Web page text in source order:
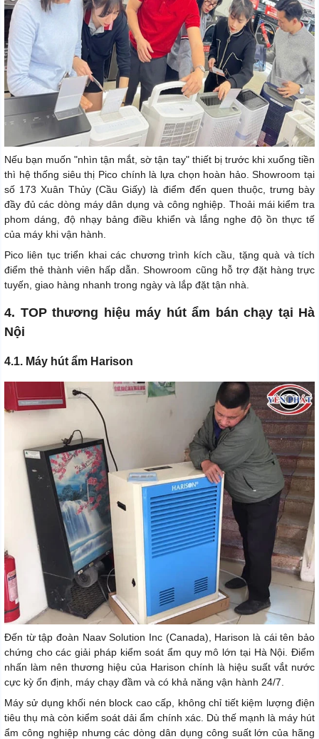
Nếu bạn muốn "nhìn tận mắt, sờ tận tay" thiết bị trước khi xuống tiền
thì hệ thống siêu thị Pico chính là lựa chọn hoàn hảo. Showroom tại
số 173 Xuân Thủy (Cầu Giấy) là điểm đến quen thuộc, trưng bày
đầy đủ các dòng máy dân dụng và công nghiệp. Thoải mái kiểm tra
phom dáng, độ nhạy bảng điều khiển và lắng nghe độ ồn thực tế
của máy khi vận hành.
Pico liên tục triển khai các chương trình kích cầu, tặng quà và tích
điểm thẻ thành viên hấp dẫn. Showroom cũng hỗ trợ đặt hàng trực
tuyến, giao hàng nhanh trong ngày và lắp đặt tận nhà.
4. TOP thương hiệu máy hút ẩm bán chạy tại Hà
Nội
4.1. Máy hút ẩm Harison
Đến từ tập đoàn Naav Solution Inc (Canada), Harison là cái tên bảo
chứng cho các giải pháp kiểm soát ẩm quy mô lớn tại Hà Nội. Điểm
nhấn làm nên thương hiệu của Harison chính là hiệu suất vắt nước
cực kỳ ổn định, máy chạy đầm và có khả năng vận hành 24/7.
Máy sử dụng khối nén block cao cấp, không chỉ tiết kiệm lượng điện
tiêu thụ mà còn kiểm soát dải ẩm chính xác. Dù thế mạnh là máy hút
ẩm công nghiệp nhưng các dòng dân dụng công suất lớn của hãng